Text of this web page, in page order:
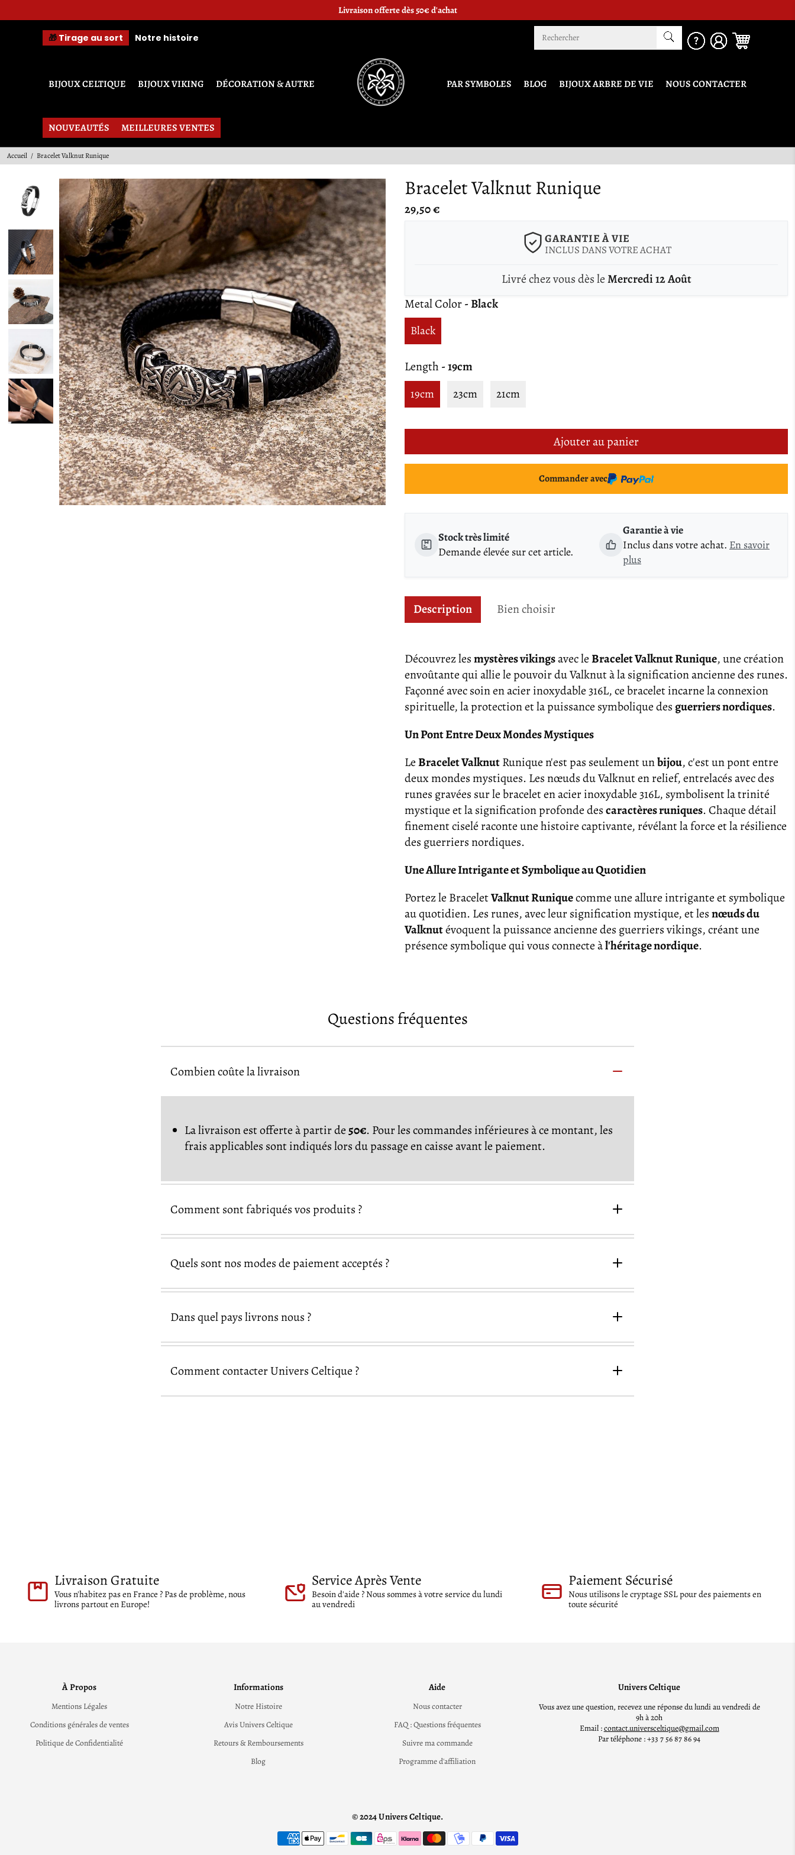
A chaque Symbole nordique est associé une valeur, représentez la fièrement !
🎁 Tirage au sort Notre histoire
BIJOUX CELTIQUE BIJOUX VIKING DÉCORATION & AUTRE PAR SYMBOLES BLOG BIJOUX ARBRE DE VIE NOUS CONTACTER
NOUVEAUTÉS MEILLEURES VENTES
Accueil / Bracelet Valknut Runique
Bracelet Valknut Runique
29,50 €
GARANTIE À VIE
INCLUS DANS VOTRE ACHAT
Livré chez vous dès leMercredi 12 Août
Metal Color- Black
Black
Length - 19cm
19cm 23cm 21cm
Ajouter au panier
Commander avec
Stock très limité
Demande élevée sur cet article.
Garantie à vie
Inclus dans votre achat. En savoir
plus
Description Bien choisir
Découvrez lesmystères vikingsavec leBracelet Valknut Runique, une création
envoûtante qui allie le pouvoir du Valknut à la signification ancienne des runes.
Façonné avec soin en acier inoxydable 316L, ce bracelet incarne la connexion
spirituelle, la protection et la puissance symbolique des guerriers nordiques.
Un Pont Entre Deux Mondes Mystiques
LeBracelet ValknutRunique n'est pas seulement unbijou, c'est un pont entre
deux mondes mystiques. Les nœuds du Valknut en relief, entrelacés avec des
runes gravées sur le bracelet en acier inoxydable 316L, symbolisent la trinité
mystique et la signification profonde descaractères runiques. Chaque détail
finement ciselé raconte une histoire captivante, révélant la force et la résilience
des guerriers nordiques.
Une Allure Intrigante et Symbolique au Quotidien
Portez le BraceletValknut Runiquecomme une allure intrigante et symbolique
au quotidien. Les runes, avec leur signification mystique, et lesnœuds du
Valknutévoquent la puissance ancienne des guerriers vikings, créant une
présence symbolique qui vous connecte àl'héritage nordique.
Questions fréquentes
Combien coûte la livraison
La livraison est offerte à partir de50€. Pour les commandes inférieures à ce montant, les
frais applicables sont indiqués lors du passage en caisse avant le paiement.
Comment sont fabriqués vos produits ?
Quels sont nos modes de paiement acceptés ?
PayPal Google Pay
Dans quel pays livrons nous ?
nos produits accessibles partout dans le monde
Comment contacter Univers Celtique ?
Livraison Gratuite
Vous n'habitez pas en France ? Pas de problème, nous
livrons partout en Europe!
Service Après Vente
Besoin d'aide ? Nous sommes à votre service du lundi
au vendredi
Paiement Sécurisé
Nous utilisons le cryptage SSL pour des paiements en
toute sécurité
À Propos
Mentions Légales
Conditions générales de ventes
Politique de Confidentialité
Informations
Notre Histoire
Avis Univers Celtique
Retours & Remboursements
Blog
Aide
Nous contacter
FAQ : Questions fréquentes
Suivre ma commande
Programme d'affiliation
Univers Celtique
Vous avez une question, recevez une réponse du lundi au vendredi de
9h à 20h
Email :contact.universceltique@gmail.com
Par téléphone : +33 7 56 87 86 94
© 2024 Univers Celtique.